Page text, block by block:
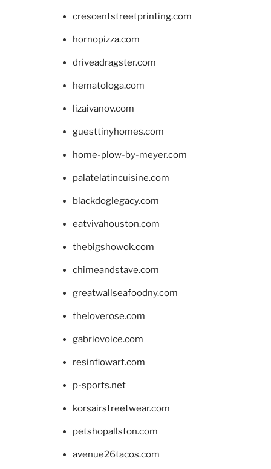
crescentstreetprinting.com
hornopizza.com
driveadragster.com
hematologa.com
lizaivanov.com
guesttinyhomes.com
home-plow-by-meyer.com
palatelatincuisine.com
blackdoglegacy.com
eatvivahouston.com
thebigshowok.com
chimeandstave.com
greatwallseafoodny.com
theloverose.com
gabriovoice.com
resinflowart.com
p-sports.net
korsairstreetwear.com
petshopallston.com
avenue26tacos.com